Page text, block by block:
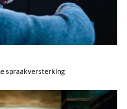
spraakversterking